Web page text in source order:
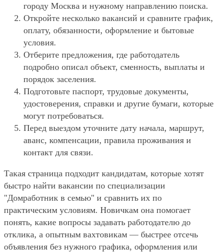
городу Москва и нужному направлению поиска.
Откройте несколько вакансий и сравните график,
оплату, обязанности, оформление и бытовые
условия.
Отберите предложения, где работодатель
подробно описал объект, сменность, выплаты и
порядок заселения.
Подготовьте паспорт, трудовые документы,
удостоверения, справки и другие бумаги, которые
могут потребоваться.
Перед выездом уточните дату начала, маршрут,
аванс, компенсации, правила проживания и
контакт для связи.
Такая страница подходит кандидатам, которые хотят
быстро найти вакансии по специализации
"Домработник в семью" и сравнить их по
практическим условиям. Новичкам она помогает
понять, какие вопросы задавать работодателю до
отклика, а опытным вахтовикам — быстрее отсечь
объявления без нужного графика, оформления или